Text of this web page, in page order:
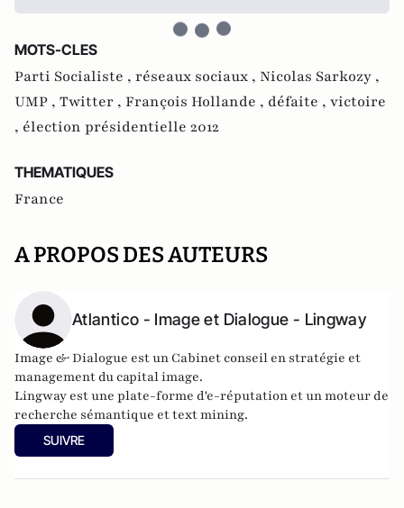
MOTS-CLES
Parti Socialiste , réseaux sociaux , Nicolas Sarkozy ,
UMP , Twitter , François Hollande , défaite , victoire
, élection présidentielle 2012
THEMATIQUES
France
A PROPOS DES AUTEURS
Atlantico - Image et Dialogue - Lingway
Image & Dialogue est un Cabinet conseil en stratégie et
management du capital image.
Lingway est une plate-forme d'e-réputation et un moteur de
recherche sémantique et text mining.
SUIVRE